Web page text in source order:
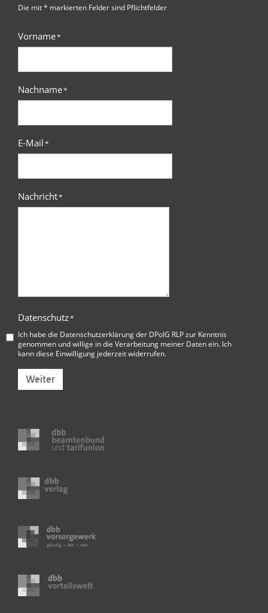
Die mit * markierten Felder sind Pflichtfelder
Vorname*
Nachname*
E-Mail*
Nachricht*
Datenschutz*
Ich habe die Datenschutzerklärung der DPolG RLPzur Kenntnis
genommen und willige in die Verarbeitung meiner Daten ein. Ich
kann diese Einwilligung jederzeit widerrufen.
Weiter